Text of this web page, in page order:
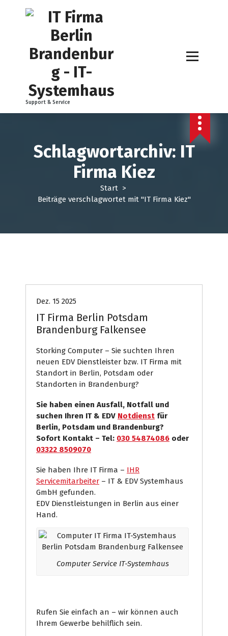
Support & Service
Schlagwortarchiv: IT
Firma Kiez
Start>
Beiträge verschlagwortet mit "IT Firma Kiez"
Dez. 15 2025
IT Firma Berlin Potsdam
Brandenburg Falkensee
Storking Computer – Sie suchten Ihren
neuen EDV Dienstleister bzw. IT Firma mit
Standort in Berlin, Potsdam oder
Standorten in Brandenburg?
Sie haben einen Ausfall, Notfall und
suchen Ihren IT & EDV Notdienst für
Berlin, Potsdam und Brandenburg?
Sofort Kontakt – Tel: 030 54874086 oder
03322 8509070
Sie haben Ihre IT Firma – IHR
Servicemitarbeiter – IT & EDV Systemhaus
GmbH gefunden.
EDV Dienstleistungen in Berlin aus einer
Hand.
Computer Service IT-Systemhaus
Rufen Sie einfach an – wir können auch
Ihrem Gewerbe behilflich sein.